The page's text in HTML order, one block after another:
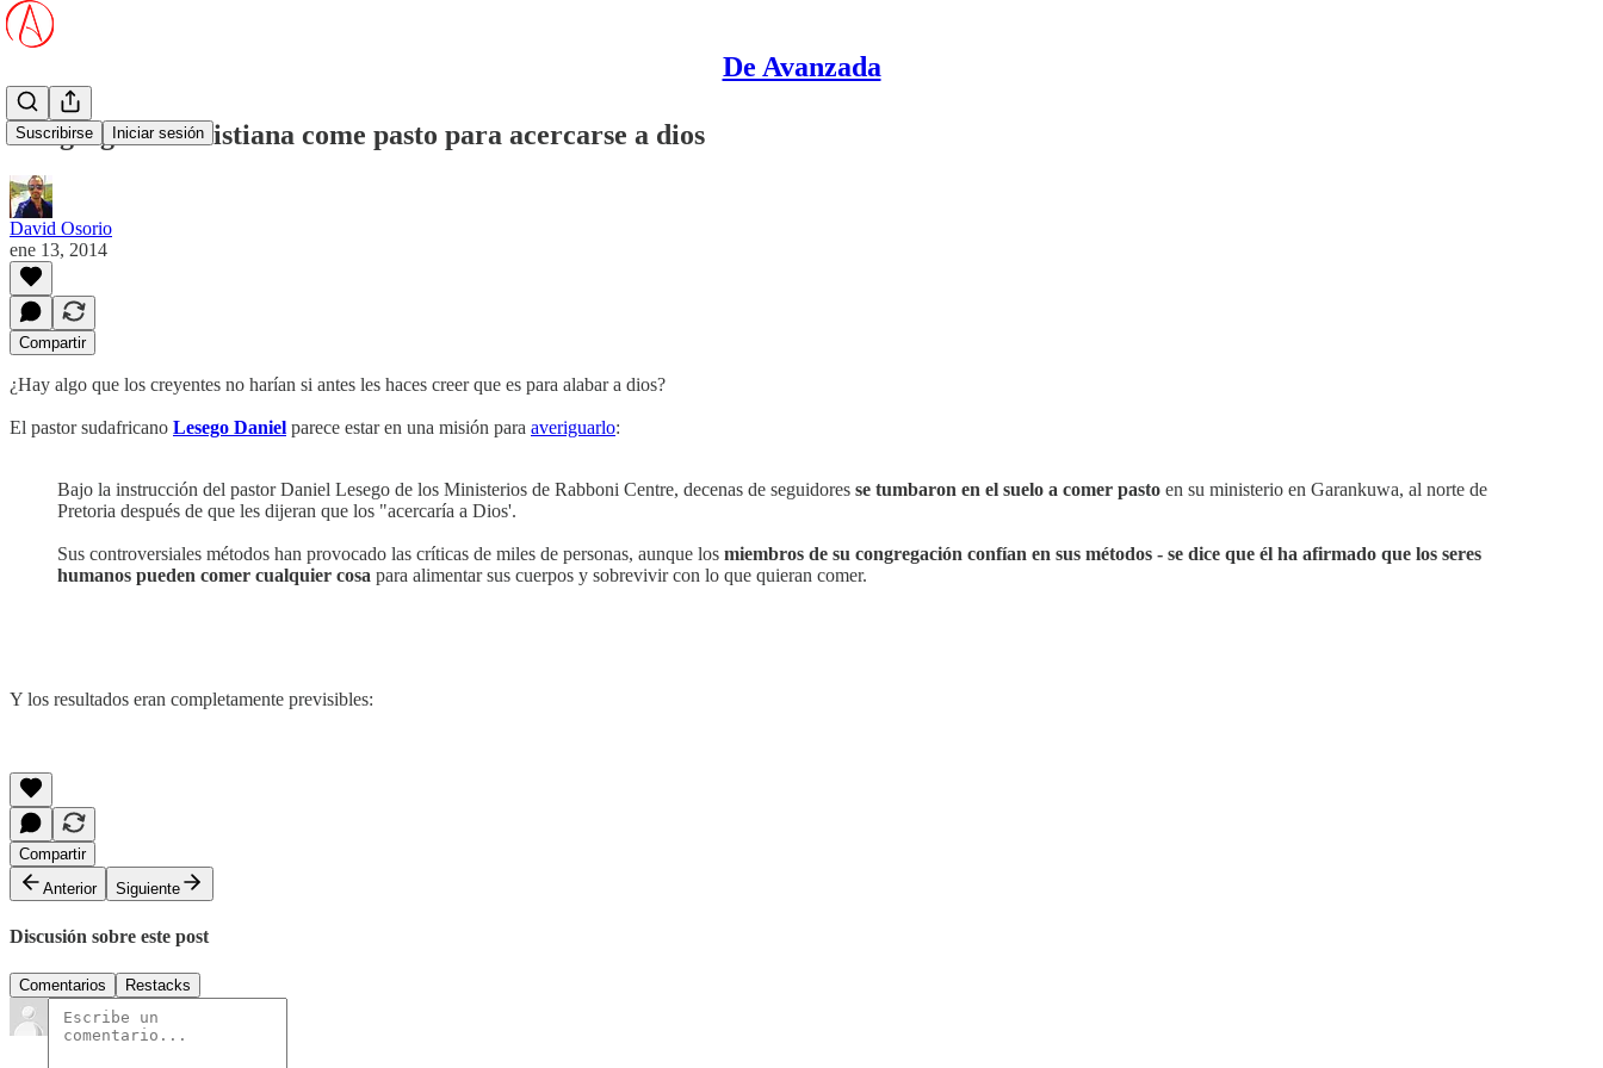
De Avanzada
Suscribirse Iniciar sesión
Congregación cristiana come pasto para acercarse a dios
David Osorio
ene 13, 2014
Compartir
¿Hay algo que los creyentes no harían si antes les haces creer que es para alabar a dios?
El pastor sudafricano Lesego Daniel parece estar en una misión para averiguarlo:
Bajo la instrucción del pastor Daniel Lesego de los Ministerios de Rabboni Centre, decenas de seguidores se tumbaron en el suelo a comer pasto en su ministerio en Garankuwa, al norte de
Pretoria después de que les dijeran que los "acercaría a Dios'.
Sus controversiales métodos han provocado las críticas de miles de personas, aunque los miembros de su congregación confían en sus métodos - se dice que él ha afirmado que los seres
humanos pueden comer cualquier cosa para alimentar sus cuerpos y sobrevivir con lo que quieran comer.
Y los resultados eran completamente previsibles:
Compartir
Anterior
Siguiente
Discusión sobre este post
Comentarios Restacks